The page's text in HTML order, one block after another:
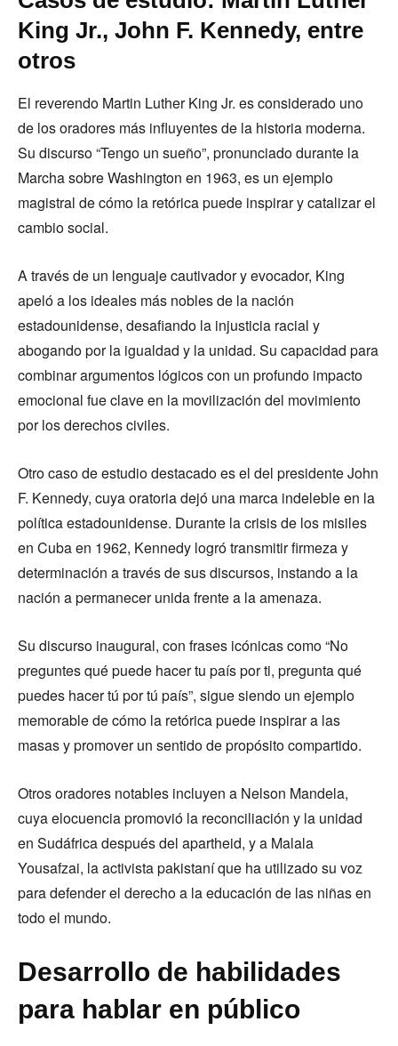
King Jr., John F. Kennedy, entre
otros
El reverendo Martin Luther King Jr. es considerado uno
de los oradores más influyentes de la historia moderna.
Su discurso “Tengo un sueño”, pronunciado durante la
Marcha sobre Washington en 1963, es un ejemplo
magistral de cómo la retórica puede inspirar y catalizar el
cambio social.
A través de un lenguaje cautivador y evocador, King
apeló a los ideales más nobles de la nación
estadounidense, desafiando la injusticia racial y
abogando por la igualdad y la unidad. Su capacidad para
combinar argumentos lógicos con un profundo impacto
emocional fue clave en la movilización del movimiento
por los derechos civiles.
Otro caso de estudio destacado es el del presidente John
F. Kennedy, cuya oratoria dejó una marca indeleble en la
política estadounidense. Durante la crisis de los misiles
en Cuba en 1962, Kennedy logró transmitir firmeza y
determinación a través de sus discursos, instando a la
nación a permanecer unida frente a la amenaza.
Su discurso inaugural, con frases icónicas como “No
preguntes qué puede hacer tu país por ti, pregunta qué
puedes hacer tú por tú país”, sigue siendo un ejemplo
memorable de cómo la retórica puede inspirar a las
masas y promover un sentido de propósito compartido.
Otros oradores notables incluyen a Nelson Mandela,
cuya elocuencia promovió la reconciliación y la unidad
en Sudáfrica después del apartheid, y a Malala
Yousafzai, la activista pakistaní que ha utilizado su voz
para defender el derecho a la educación de las niñas en
todo el mundo.
Desarrollo de habilidades
para hablar en público